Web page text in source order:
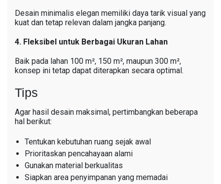
Desain minimalis elegan memiliki daya tarik visual yang
kuat dan tetap relevan dalam jangka panjang.
4. Fleksibel untuk Berbagai Ukuran Lahan
Baik pada lahan 100 m², 150 m², maupun 300 m²,
konsep ini tetap dapat diterapkan secara optimal.
Tips
Agar hasil desain maksimal, pertimbangkan beberapa
hal berikut:
Tentukan kebutuhan ruang sejak awal
Prioritaskan pencahayaan alami
Gunakan material berkualitas
Siapkan area penyimpanan yang memadai